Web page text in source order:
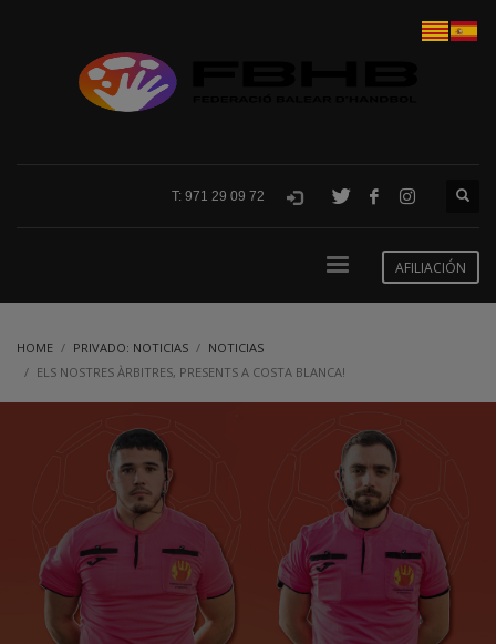
T: 971 29 09 72
AFILIACIÓN
HOME PRIVADO: NOTICIAS
NOTICIAS
ELS NOSTRES ÀRBITRES, PRESENTS A COSTA BLANCA!